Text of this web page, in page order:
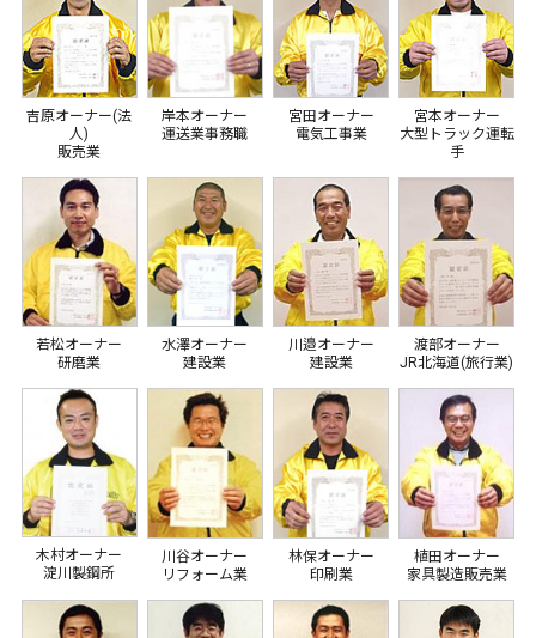
吉原オーナー(法
人)
販売業
岸本オーナー
運送業事務職
宮田オーナー
電気工事業
宮本オーナー
大型トラック運転
手
若松オーナー
研磨業
水澤オーナー
建設業
川邉オーナー
建設業
渡部オーナー
JR北海道(旅行業)
木村オーナー
淀川製鋼所
川谷オーナー
リフォーム業
林保オーナー
印刷業
植田オーナー
家具製造販売業